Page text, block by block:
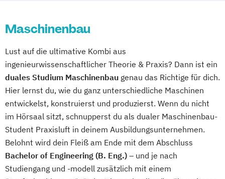
Technologieanalyse
Wirtschaftsinformatik
Wirtschaftsingenieurwesen
Technische Informatik
Waschmittel
Wirtschaftsingenieurwesen
Maschinenbau
Lust auf die ultimative Kombi aus
ingenieurwissenschaftlicher Theorie & Praxis? Dann ist ein
duales Studium Maschinenbau genau das Richtige für dich.
Hier lernst du, wie du ganz unterschiedliche Maschinen
entwickelst, konstruierst und produzierst. Wenn du nicht
im Hörsaal sitzt, schnupperst du als dualer Maschinenbau-
Student Praxisluft in deinem Ausbildungsunternehmen.
Belohnt wird dein Fleiß am Ende mit dem Abschluss
Bachelor of Engineering (B. Eng.) – und je nach
Studiengang und -modell zusätzlich mit einem